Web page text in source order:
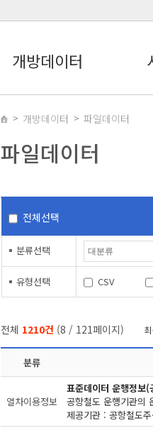
개방데이터
개방데이터 파일데이터
파일데이터
전체선택
분류선택
유형선택 CSV
전체 1210건 (8 / 121페이지)
분류
열차이용정보
표준데이터 운행정보(
공항철도 운행기관의
제공기관 : 공항철도